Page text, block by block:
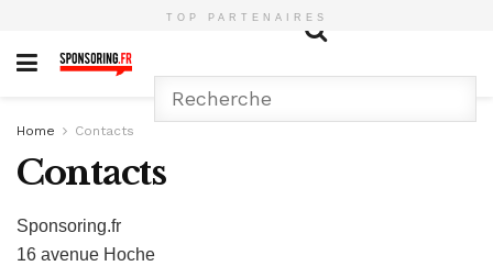
TOP PARTENAIRES
Home Contacts
Contacts
Sponsoring.fr
16 avenue Hoche